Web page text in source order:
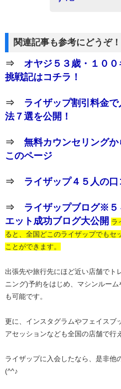
関連記事も参考にどうぞ！
⇒ オヤジ５３歳・１０
挑戦記はコチラ！
⇒ ライザップ割引料金
法７選を公開！
⇒ 無料カウンセリング
このページ
⇒ ライザップ４５人の口
⇒ ライザップブログ※５
エット成功ブログ大公開 ラ
ると、全国どこのライザップでもセ
ことができます。
出張先や旅行先にほど近い店舗でト
ニング)予約をはじめ、マシンルー
も可能です。
更に、インスタグラムやフェイスブ
アセッションなども全国の店舗で行
ライザップに入会したなら、是非他
(^^♪